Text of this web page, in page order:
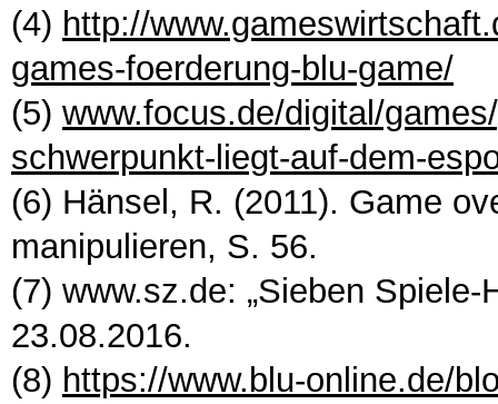
(4) http://
games-foerderung-blu-game/
(5) www.focus.de/digital/
schwerpunkt-liegt-auf-dem-
(6) Hänsel, R. (2011). Game
manipulieren, S. 56.
(7) www.sz.de: „Sieben
23.08.2016.
(8) https://www.blu-online.de/